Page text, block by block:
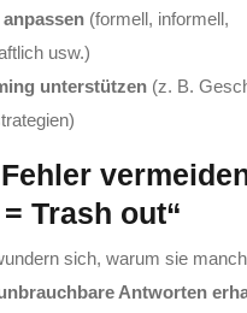
(formell, informell,
usw.)
unterstützen(z. B.
Trash out“
sich, warum sie
Antworten